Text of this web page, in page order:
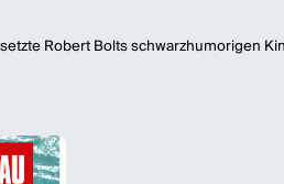
Robert Bolts schwarzhumorigen